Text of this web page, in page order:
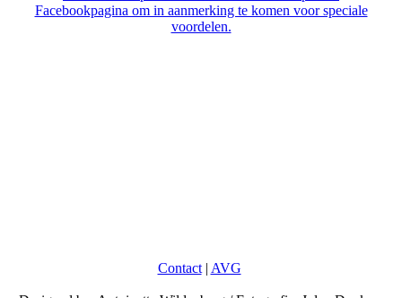
Facebookpagina om in aanmerking te komen voor speciale
voordelen.
Contact| AVG